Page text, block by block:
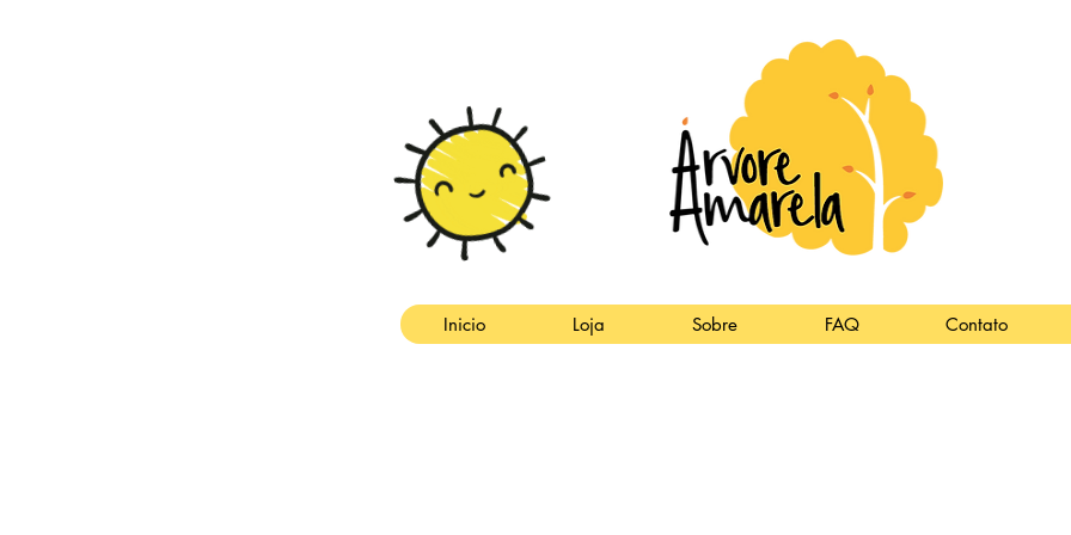
Inicio Loja Sobre FAQ Contato